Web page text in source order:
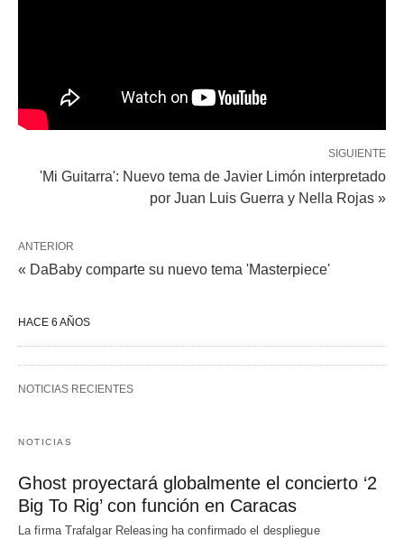
SIGUIENTE
'Mi Guitarra': Nuevo tema de Javier Limón interpretado
por Juan Luis Guerra y Nella Rojas »
ANTERIOR
« DaBaby comparte su nuevo tema 'Masterpiece'
HACE 6 AÑOS
NOTICIAS RECIENTES
NOTICIAS
Ghost proyectará globalmente el concierto ‘2
Big To Rig’ con función en Caracas
La firma Trafalgar Releasing ha confirmado el despliegue